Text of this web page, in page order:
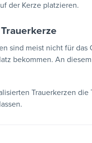
der Kerze platzieren.
sind meist nicht für
bekommen. An
Trauerkerzen